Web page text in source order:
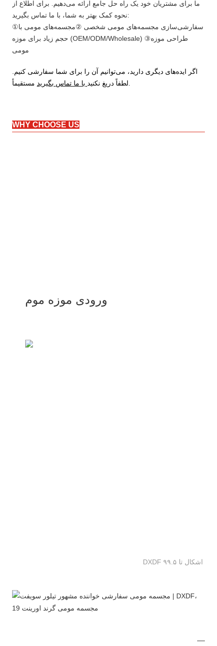
ما برای مشتریان خود یک راه حل جامع ارائه می‌دهیم. برای اطلاع از
نحوه کمک بهتر به شما، با ما تماس بگیرید:
①سفارشی‌سازی مجسمه‌های مومی شخصی ②مجسمه‌های مومی با
حجم زیاد برای موزه (OEM/ODM/Wholesale) ③طراحی موزه
مومی
اگر ایده‌های دیگری دارید، می‌توانیم آن را برای شما سفارشی کنیم.
لطفاً دریغ نکنید با ما تماس بگیرید
WHY CHOOSE US
ورودی موزه موم